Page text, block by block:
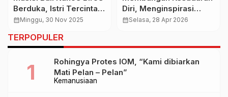
Berduka, Istri Tercinta
Berpulang dalam Usia
calendar_monthMinggu, 30 Nov 2025
Diri, Menginspirasi
Kebangkitan Bersama:
calendar_monthSelasa, 28 Apr 2026
TERPOPULER
Kemanusiaan
Rohingya Protes IOM, “Kami dibiarkan
Mati Pelan – Pelan”